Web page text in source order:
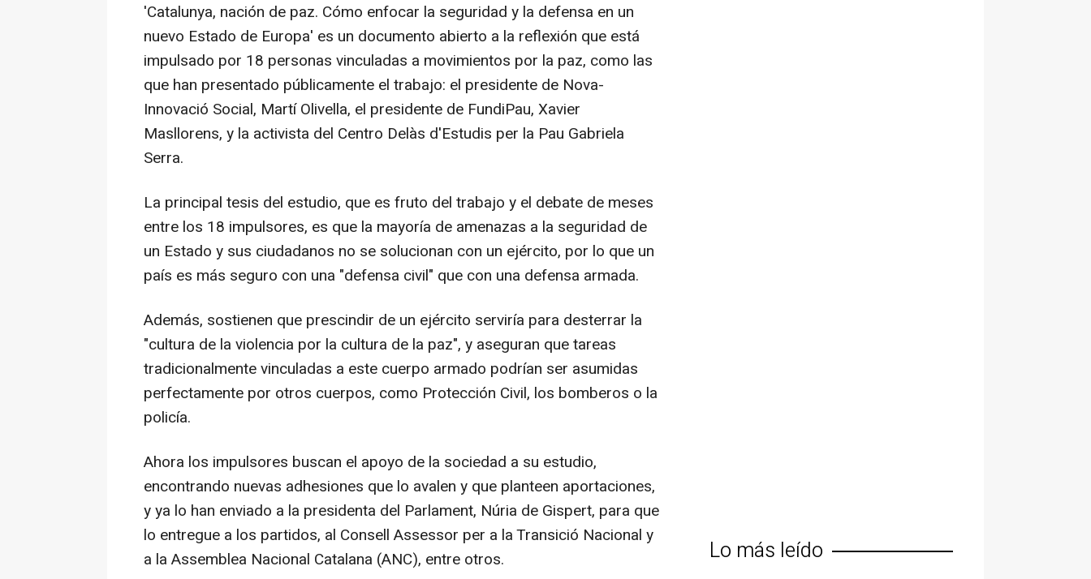
'Catalunya, nación de paz. Cómo enfocar la seguridad y la defensa en un
nuevo Estado de Europa' es un documento abierto a la reflexión que está
impulsado por 18 personas vinculadas a movimientos por la paz, como las
que han presentado públicamente el trabajo: el presidente de Nova-
Innovació Social, Martí Olivella, el presidente de FundiPau, Xavier
Masllorens, y la activista del Centro Delàs d'Estudis per la Pau Gabriela
Serra.
La principal tesis del estudio, que es fruto del trabajo y el debate de meses
entre los 18 impulsores, es que la mayoría de amenazas a la seguridad de
un Estado y sus ciudadanos no se solucionan con un ejército, por lo que un
país es más seguro con una "defensa civil" que con una defensa armada.
Además, sostienen que prescindir de un ejército serviría para desterrar la
"cultura de la violencia por la cultura de la paz", y aseguran que tareas
tradicionalmente vinculadas a este cuerpo armado podrían ser asumidas
perfectamente por otros cuerpos, como Protección Civil, los bomberos o la
policía.
Ahora los impulsores buscan el apoyo de la sociedad a su estudio,
encontrando nuevas adhesiones que lo avalen y que planteen aportaciones,
y ya lo han enviado a la presidenta del Parlament, Núria de Gispert, para que
lo entregue a los partidos, al Consell Assessor per a la Transició Nacional y
a la Assemblea Nacional Catalana (ANC), entre otros.
Lo más leído